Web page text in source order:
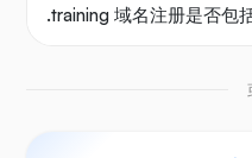
.training 域名注册是否包